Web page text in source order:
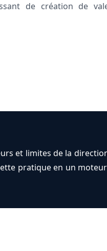
de création de
et limites de la
pratique en un